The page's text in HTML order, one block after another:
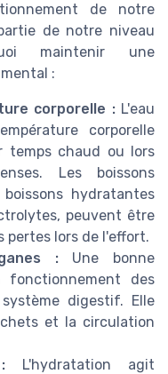
de notre
de notre niveau
maintenir une
:
corporelle :L'eau
corporelle
temps chaud ou lors
Les boissons
hydratantes
peuvent être
pertes lors de l'effort.
:Une bonne
fonctionnement des
digestif. Elle
et la circulation
L'hydratation agit